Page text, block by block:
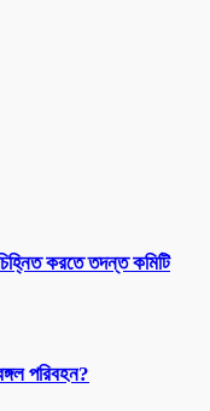
চিহ্নিত করতে তদন্ত কমিটি
পরিবহন?